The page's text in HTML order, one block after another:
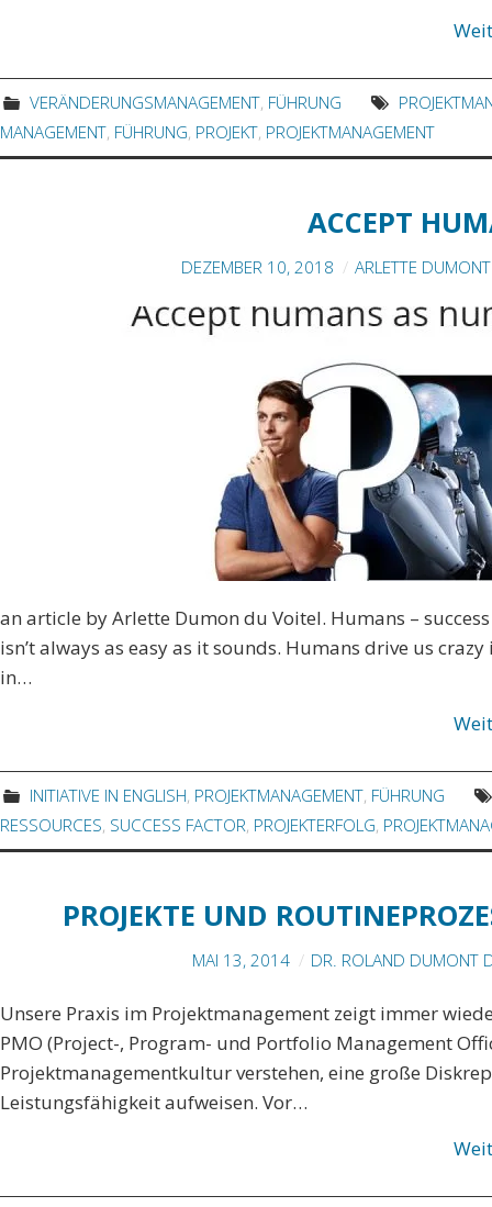
VERÄNDERUNGSMANAGEMENT, FÜHRUNG
MANAGEMENT, FÜHRUNG, PROJEKT, PROJEKTMANAGEMENT
ACCEPT
DEZEMBER 10, 2018 ARLETTE
an article by Arlette Dumon du Voitel. Humans –
isn’t always as easy as it sounds. Humans drive us
in…
INITIATIVE IN ENGLISH, PROJEKTMANAGEMENT, FÜHRUNG
RESSOURCES, SUCCESS FACTOR, PROJEKTERFOLG,
PROJEKTE UND
MAI 13, 2014 DR. ROLAND DUMONT
Unsere Praxis im Projektmanagement zeigt immer
PMO (Project-, Program- und Portfolio Management
Projektmanagementkultur verstehen, eine große
Leistungsfähigkeit aufweisen. Vor…